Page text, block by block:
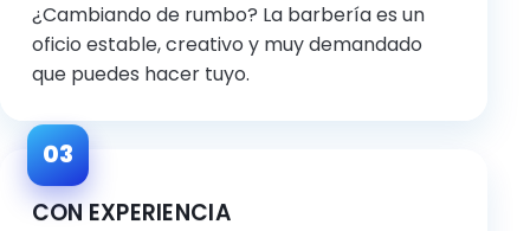
¿Cambiando de rumbo? La barbería es un
oficio estable, creativo y muy demandado
que puedes hacer tuyo.
03
CON EXPERIENCIA